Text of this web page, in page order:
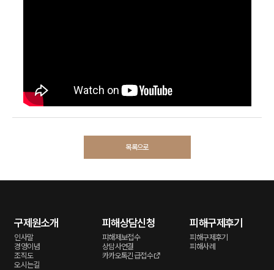
목록으로
구제원소개
인사말
경영이념
조직도
오시는길
피해상담신청
피해제보접수
상담사연결
카카오톡긴급접수
피해구제후기
피해구제후기
피해사례